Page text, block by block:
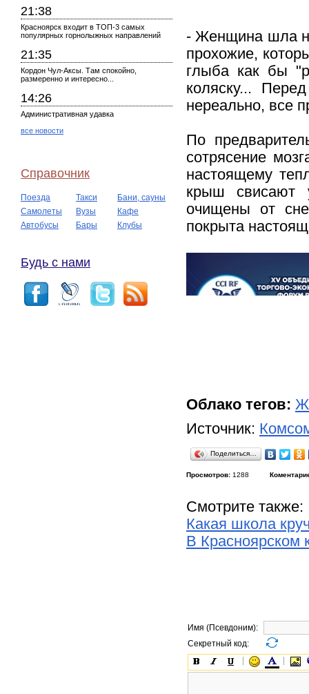
21:38
Красноярск входит в ТОП-3 самых
популярных горнолыжных направлений
21:35
Кордон Чул-Аксы. Там спокойно,
размеренно и интересно...
14:26
Административная удавка
все новости
Справочник
Поезда Такси
Бани, сауны
Самолеты
Вузы
Кафе
Автобусы
Бары Клубы
Будь с нами
- Женщина шла
прохожие,
глыба как бы
коляску...
нереально, все
По
сотрясение
настоящему
крыш свисают
очищены от
покрыта
Облако тегов:
Источник:
Поделиться…
Просмотров: 1288
Смотрите также:
Какая школа
В Красноярском
Имя (Псевдоним):
Секретный код: